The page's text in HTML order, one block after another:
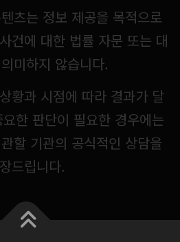
츠는 정보 제공을 목적으로
건에 대한 법률 자문 또는 대
미하지 않습니다.
황과 시점에 따라 결과가 달
한 판단이 필요한 경우에는
할 기관의 공식적인 상담을
드립니다.